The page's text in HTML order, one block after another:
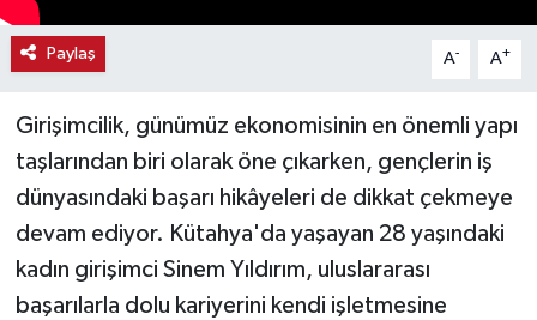
Paylaş A- A+
Girişimcilik, günümüz ekonomisinin en önemli yapı
taşlarından biri olarak öne çıkarken, gençlerin iş
dünyasındaki başarı hikâyeleri de dikkat çekmeye
devam ediyor. Kütahya'da yaşayan 28 yaşındaki
kadın girişimci Sinem Yıldırım, uluslararası
başarılarla dolu kariyerini kendi işletmesine
Seri İlan
Spor
Teknoloji
Vasıta